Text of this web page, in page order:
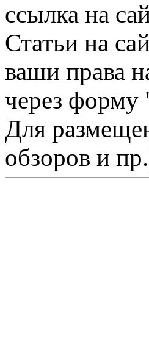
ссылка на
Статьи на
ваши права
через форму
Для
обзоров и